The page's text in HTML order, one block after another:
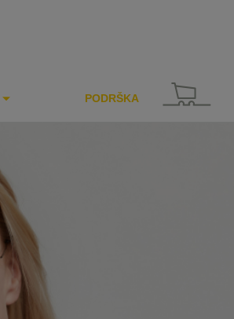
PODRŠKA